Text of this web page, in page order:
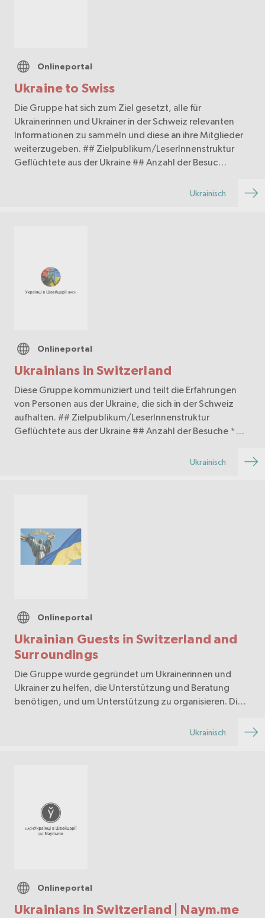
Ukraine to Swiss
Onlineportal
Die Gruppe hat sich zum Ziel gesetzt, alle für
Ukrainerinnen und Ukrainer in der Schweiz relevanten
Informationen zu sammeln und diese an ihre Mitglieder
weiterzugeben. ## Zielpublikum/LeserInnenstruktur
Geflüchtete aus der Ukraine ## Anzahl der Besuc…
Ukrainisch
Ukrainians in Switzerland
Onlineportal
Diese Gruppe kommuniziert und teilt die Erfahrungen
von Personen aus der Ukraine, die sich in der Schweiz
aufhalten. ## Zielpublikum/LeserInnenstruktur
Geflüchtete aus der Ukraine ## Anzahl der Besuche *
Ukrainisch
Ukrainian Guests in Switzerland and
Surroundings
Onlineportal
Die Gruppe wurde gegründet um Ukrainerinnen und
Ukrainer zu helfen, die Unterstützung und Beratung
benötigen, und um Unterstützung zu organisieren. Die
und Antworten zu erhalten. ## Zielpublikum/Leser…
Ukrainisch
Ukrainians in Switzerland | Naym.me
Onlineportal